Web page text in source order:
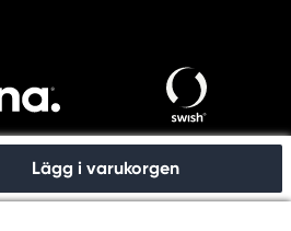
Lägg i varukorgen